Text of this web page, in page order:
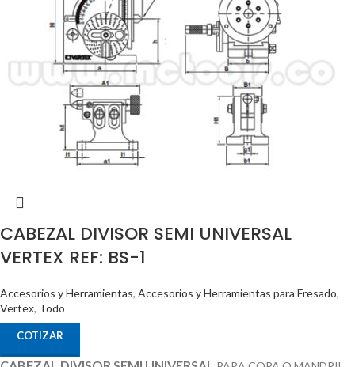
CABEZAL DIVISOR SEMI UNIVERSAL
VERTEX REF: BS-1
Accesorios y Herramientas, Accesorios y Herramientas para Fresado,
Vertex, Todo
COTIZAR